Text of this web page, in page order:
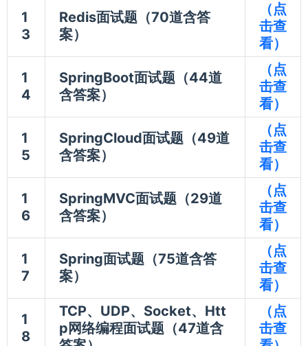
1
3
Redis面试题（70道含答
案）
（点
击查
看）
1
4
SpringBoot面试题（44道
含答案）
（点
击查
看）
1
5
SpringCloud面试题（49道
含答案）
（点
击查
看）
1
6
SpringMVC面试题（29道
含答案）
（点
击查
看）
1
7
Spring面试题（75道含答
案）
（点
击查
看）
1
8
TCP、UDP、Socket、Htt
p网络编程面试题（47道含
（点
击查